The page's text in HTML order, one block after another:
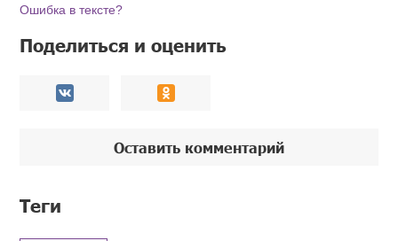
Ошибка в тексте?
Поделиться и оценить
Оставить комментарий
Теги